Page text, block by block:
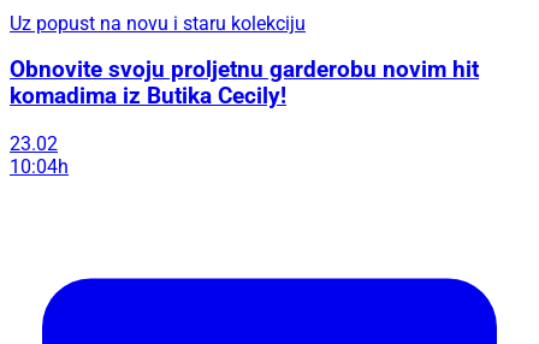
Uz popust na novu i staru kolekciju
Obnovite svoju proljetnu garderobu novim hit
komadima iz Butika Cecily!
23.02
10:04h